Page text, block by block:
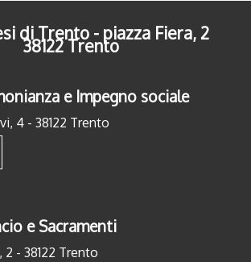
di Trento - piazza Fiera, 2
38122 Trento
e Impegno sociale
4 - 38122 Trento
e Sacramenti
2 - 38122 Trento